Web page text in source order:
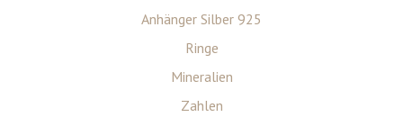
Anhänger Silber 925
Ringe
Mineralien
Zahlen